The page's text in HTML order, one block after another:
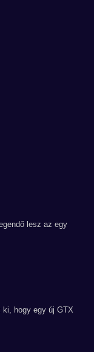
lesz az egy
ki, hogy egy új GTX